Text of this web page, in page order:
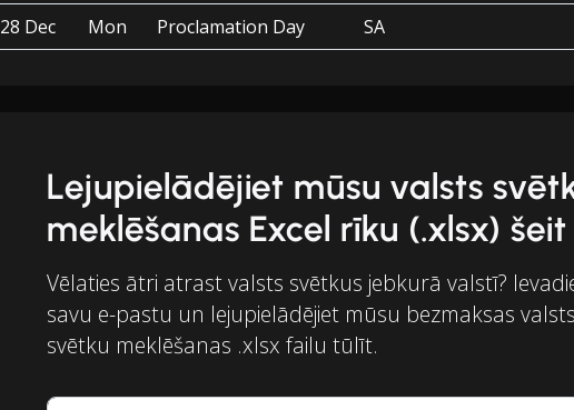
28 Dec
Mon Proclamation Day SA
Lejupielādējiet mūsu valsts
meklēšanas Excel rīku (.xlsx) šeit
Vēlaties ātri atrast valsts svētkus jebkurā valstī?
savu e-pastu un lejupielādējiet mūsu bezmaksas valsts
svētku meklēšanas .xlsx failu tūlīt.